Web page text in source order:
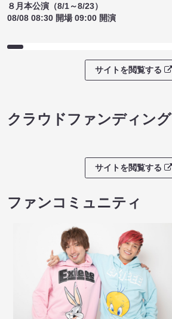
８月本公演（8/1～8/23）
08/08 08:30 開場 09:00 開演
サイトを閲覧する
クラウドファンディング
サイトを閲覧する
ファンコミュニティ